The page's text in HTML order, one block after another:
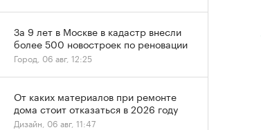
За 9 лет в Москве в кадастр внесли
более 500 новостроек по реновации
Город, 06 авг, 12:25
От каких материалов при ремонте
дома стоит отказаться в 2026 году
Дизайн, 06 авг, 11:47